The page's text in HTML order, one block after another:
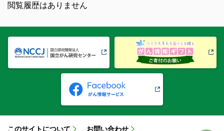
閲覧履歴はありません
このサイトについて お問い合わせ